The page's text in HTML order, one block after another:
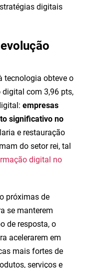
digitais
tecnologia obteve o
com 3,96 pts,
empresas
significativo no
e restauração
do setor rei, tal
digital no
próximas de
se manterem
de resposta, o
acelerarem em
mais fortes de
serviços e